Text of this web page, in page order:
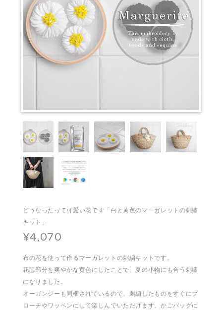
どうなったって可愛い花です「白と黄色のマーガレットの刺繍
キット」
¥4,070
布の花を使って作るマーガレットの刺繍キットです。
花芯部分を爽やかな黄色にしたことで、夏の小物にも合う刺繍
になりました。
オーガンジーも同梱されているので、刺繍したものをすぐにブ
ローチやワッペンにして楽しんでいただけます。かごバッグに